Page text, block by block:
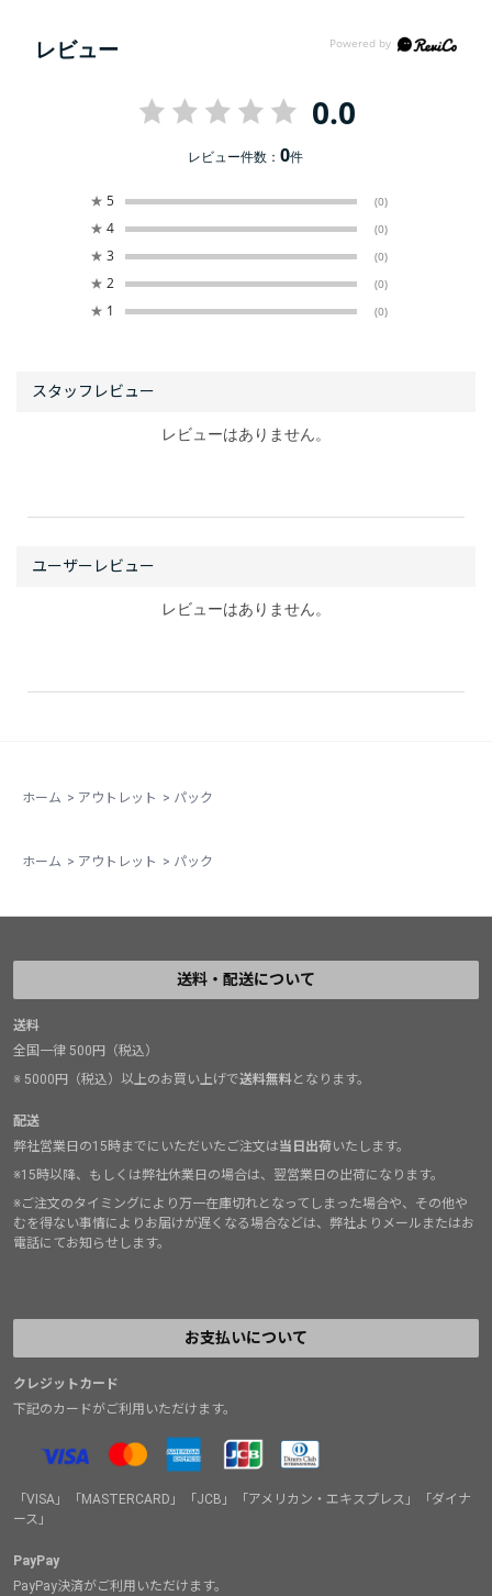
レビュー
0.0
レビュー件数：0件
★ 5 (0)
★ 4 (0)
★ 3 (0)
★ 2 (0)
★ 1 (0)
レビューはありません。
レビューはありません。
ホーム > アウトレット > パック
ホーム > アウトレット > パック
送料・配送について
送料
全国一律 500円（税込）
※ 5000円（税込）以上のお買い上げで送料無料となります。
配送
弊社営業日の15時までにいただいたご注文は当日出荷いたします。
※15時以降、もしくは弊社休業日の場合は、翌営業日の出荷になります。
※ご注文のタイミングにより万一在庫切れとなってしまった場合や、その他や
むを得ない事情によりお届けが遅くなる場合などは、弊社よりメールまたはお
電話にてお知らせします。
お支払いについて
クレジットカード
下記のカードがご利用いただけます。
「VISA」「MASTERCARD」「JCB」「アメリカン・エキスプレス」「ダイナ
ース」
PayPay
PayPay決済がご利用いただけます。